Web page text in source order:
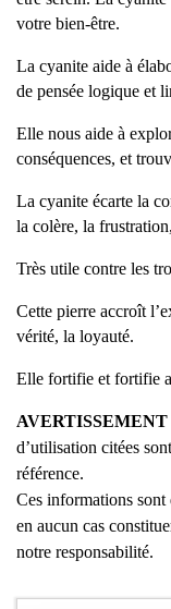
votre bien-être.
La cyanite aide à
de pensée logique et
Elle nous aide à
conséquences, et
La cyanite écarte la
la colère, la
Très utile contre les
Cette pierre accroît
vérité, la loyauté.
Elle fortifie et fortifie
AVERTISSEMENT
d’utilisation citées
référence.
Ces informations
en aucun cas
notre responsabilité.